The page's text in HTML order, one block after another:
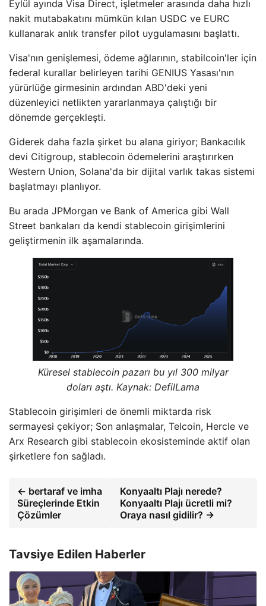
Eylül ayında Visa Direct, işletmeler arasında daha hızlı
nakit mutabakatını mümkün kılan USDC ve EURC
kullanarak anlık transfer pilot uygulamasını başlattı.
Visa'nın genişlemesi, ödeme ağlarının, stabilcoin'ler için
federal kurallar belirleyen tarihi GENIUS Yasası'nın
yürürlüğe girmesinin ardından ABD'deki yeni
düzenleyici netlikten yararlanmaya çalıştığı bir
dönemde gerçekleşti.
Giderek daha fazla şirket bu alana giriyor; Bankacılık
devi Citigroup, stablecoin ödemelerini araştırırken
Western Union, Solana'da bir dijital varlık takas sistemi
başlatmayı planlıyor.
Bu arada JPMorgan ve Bank of America gibi Wall
Street bankaları da kendi stablecoin girişimlerini
geliştirmenin ilk aşamalarında.
Küresel stablecoin pazarı bu yıl 300 milyar
doları aştı. Kaynak: DefilLama
Stablecoin girişimleri de önemli miktarda risk
sermayesi çekiyor; Son anlaşmalar, Telcoin, Hercle ve
Arx Research gibi stablecoin ekosisteminde aktif olan
şirketlere fon sağladı.
← bertaraf ve imha
Süreçlerinde Etkin
Çözümler
Konyaaltı Plajı nerede?
Konyaaltı Plajı ücretli mi?
Oraya nasıl gidilir? →
Tavsiye Edilen Haberler